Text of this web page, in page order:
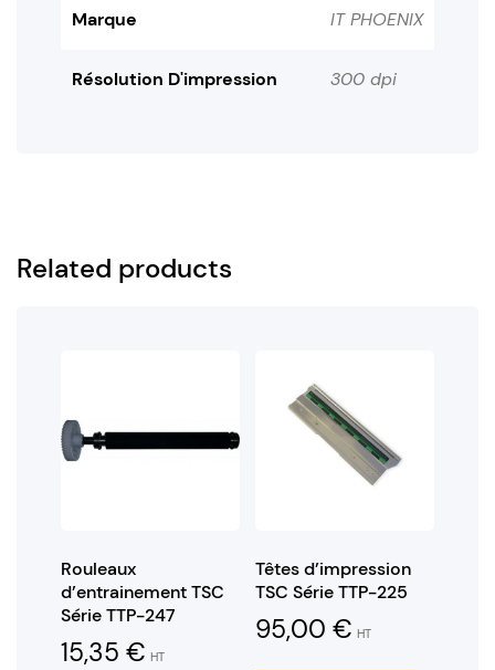
Marque IT PHOENIX
Résolution D'impression 300 dpi
Related products
Rouleaux
d’entrainement TSC
Série TTP-247
15,35 € HT
Têtes d’impression
TSC Série TTP-225
95,00 € HT